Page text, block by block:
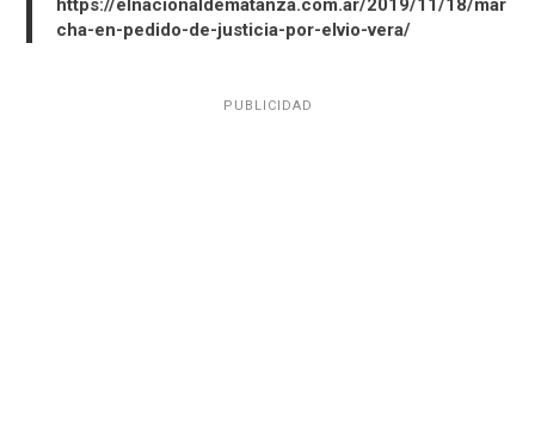
https://elnacionaldematanza.com.ar/2019/11/18/mar
cha-en-pedido-de-justicia-por-elvio-vera/
PUBLICIDAD